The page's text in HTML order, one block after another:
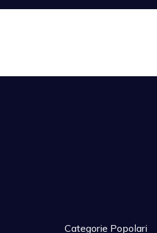
Categorie Popolari